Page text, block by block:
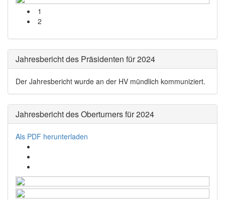
1
2
Jahresbericht des Präsidenten für 2024
Der Jahresbericht wurde an der HV mündlich kommuniziert.
Jahresbericht des Oberturners für 2024
Als PDF herunterladen